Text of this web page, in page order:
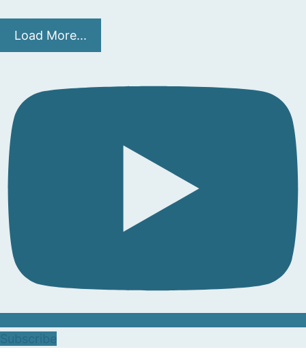
Load More...